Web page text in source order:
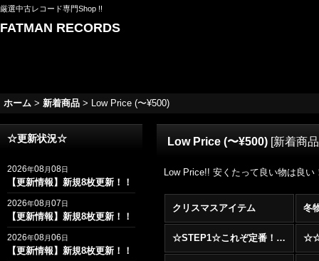
厳選中古レコード専門Shop !!
FATMAN RECORDS
ホーム > 新着商品 > Low Price (〜¥500)
☆更新状況☆
2026年08月08日
【更新情報】新規8枚更新！！
2026年08月07日
【更新情報】新規8枚更新！！
2026年08月06日
【更新情報】新規8枚更新！！
Low Price (〜¥500) [新着商品
Low Price!! 安くたって良い物は良い
クリスマスアイテム 冬
☆STEP1☆これぞ定番！！まずはここから！2000年代R&BフロアヒットBest 100 !!!